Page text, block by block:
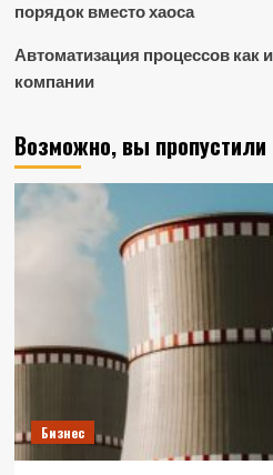
порядок вместо хаоса
Автоматизация процессов как
компании
Возможно, вы пропустили
Бизнес